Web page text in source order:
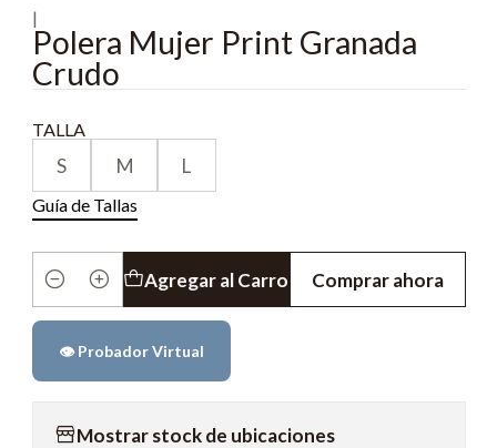
|
Polera Mujer Print Granada
Crudo
TALLA
S M L
Guía de Tallas
Cantidad
Agregar al Carro Comprar ahora
👁️ Probador Virtual
Mostrar stock de ubicaciones